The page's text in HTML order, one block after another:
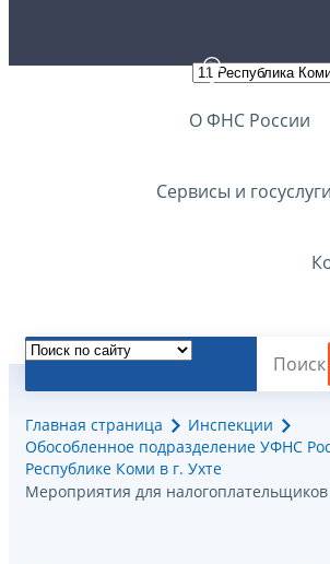
О ФНС России
Сервисы и госуслуги
Главная страница
Инспекции
Обособленное подразделение УФНС
Республике Коми в г. Ухте
Мероприятия для налогоплательщиков